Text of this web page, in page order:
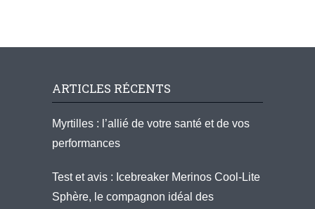
ARTICLES RÉCENTS
Myrtilles : l’allié de votre santé et de vos
performances
Test et avis : Icebreaker Merinos Cool-Lite
Sphère, le compagnon idéal des